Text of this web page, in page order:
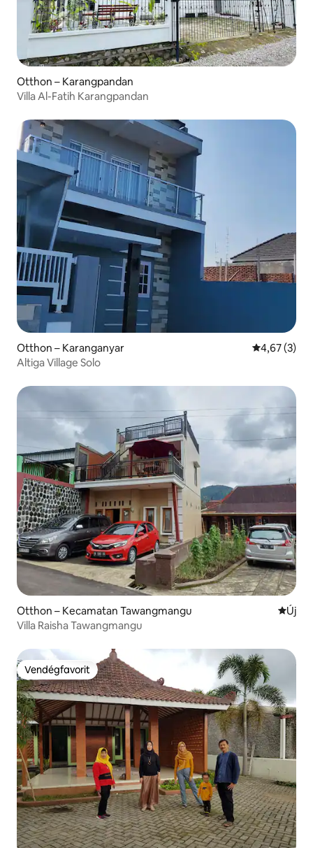
Otthon – Karangpandan
Villa Al-Fatih Karangpandan
Otthon – Karanganyar Átlagos
4,67 (3)
Altiga Village Solo
Otthon – Kecamatan Tawangmangu ÚjÚj
Villa Raisha Tawangmangu
Vendégfavorit
Vendégfavorit